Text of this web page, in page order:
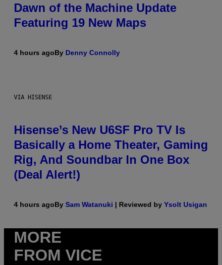
Dawn of the Machine Update
Featuring 19 New Maps
4 hours agoBy Denny Connolly
VIA HISENSE
Hisense’s New U6SF Pro TV Is
Basically a Home Theater, Gaming
Rig, And Soundbar In One Box
(Deal Alert!)
4 hours agoBy Sam Watanuki | Reviewed by Ysolt Usigan
MORE
FROM VICE